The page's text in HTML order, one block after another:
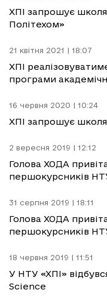
ХПІ запрошує
Політехом»
21 квітня 2021 | 18:07
ХПІ
програми
16 червня 2020 | 10:24
ХПІ запрошує
2 вересня 2019 | 12:12
Голова ХОДА
першокурсників
31 серпня 2019 | 18:11
Голова ХОДА
першокурсників
18 червня 2019 | 11:51
У НТУ «ХПІ»
Science